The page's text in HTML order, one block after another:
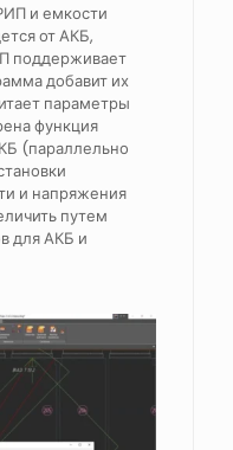
и емкости
от АКБ,
поддерживает
добавит их
параметры
функция
(параллельно
и напряжения
путем
для АКБ и